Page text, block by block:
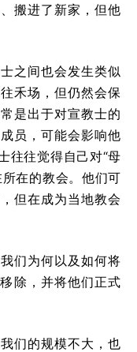
搬进了新家，但他
之间也会发生类似
禾场，但仍然会保
是出于对宣教士的
员，可能会影响他
往往觉得自己对“母
在的教会。他们可
但在成为当地教会
们为何以及如何将
除，并将他们正式
们的规模不大，也